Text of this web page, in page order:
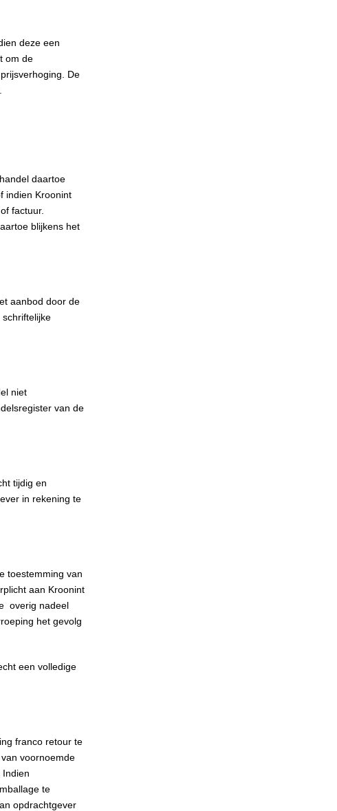
deze een
om de
De
daartoe
indien Kroonint
factuur.
blijkens het
aanbod door de
niet
van de
tijdig en
in rekening te
toestemming van
aan Kroonint
overig nadeel
het gevolg
een volledige
franco retour te
voornoemde
te
opdrachtgever